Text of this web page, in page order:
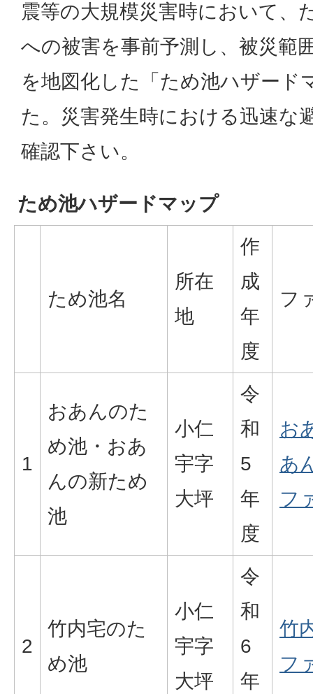
震等の大規模災害時において、
への被害を事前予測し、被災範
を地図化した「ため池ハザード
た。災害発生時における迅速な
確認下さい。
ため池ハザードマップ
ため池名
所在
地
作
成
年
度
フ
1
おあんのた
め池・おあ
んの新ため
池
小仁
宇字
大坪
令
和
5
年
度
お
あ
フ
2
竹内宅のた
め池
小仁
宇字
大坪
令
和
6
年
竹
フ